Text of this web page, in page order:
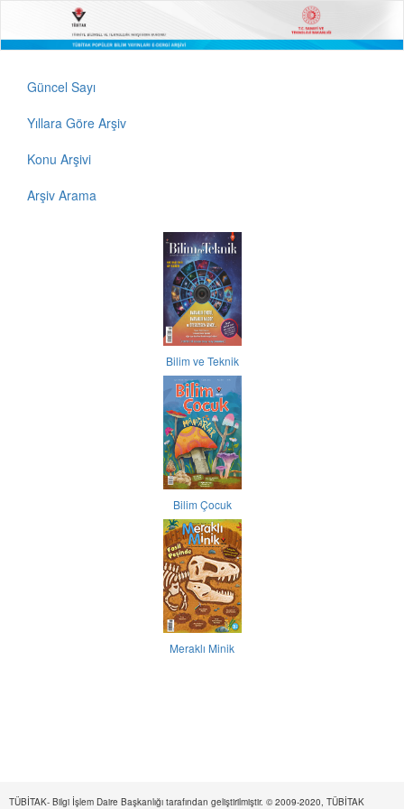
Güncel Sayı
Yıllara Göre Arşiv
Konu Arşivi
Arşiv Arama
Bilim ve Teknik
Bilim Çocuk
Meraklı Minik
TÜBİTAK- Bilgi İşlem Daire Başkanlığı tarafından geliştirilmiştir. © 2009-2020, TÜBİTAK